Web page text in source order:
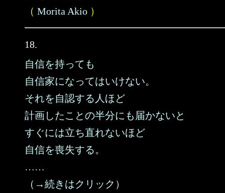
（ Morita Akio ）
18.
自信を持っても
自信家になってはいけない。
それを自認する人ほど
計画したことの半分にも届かないと
すぐには立ち直れないほど
自信を喪失する。
……
（→続きはクリック）